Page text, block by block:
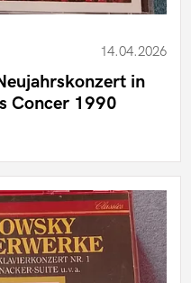
14.04.2026
in
Concer 1990